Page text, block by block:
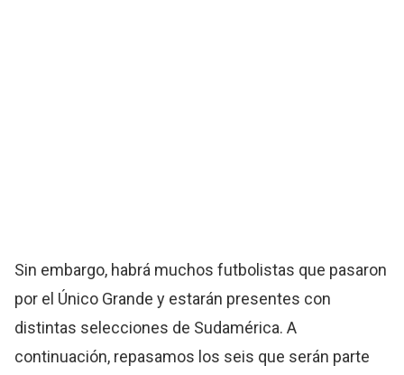
Sin embargo, habrá muchos futbolistas que pasaron
por el Único Grande y estarán presentes con
distintas selecciones de Sudamérica. A
continuación, repasamos los seis que serán parte